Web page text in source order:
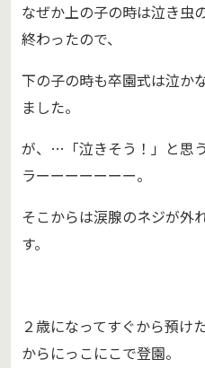
なぜか上の子の時は泣き虫
終わったので、
下の子の時も卒園式は泣か
ました。
が、…「泣きそう！」と思
ラーーーーーーー。
そこからは涙腺のネジが
す。
２歳になってすぐから預け
からにっこにこで登園。